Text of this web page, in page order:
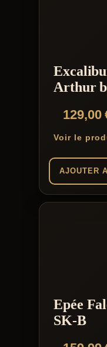
Arthur
129,00
Voir le
AJOUTER
Epée
SK-B